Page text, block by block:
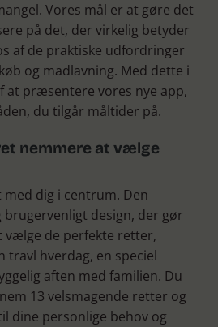
Vores mål er at gøre det
på det, der virkelig betyder
af de praktiske udfordringer
og madlavning. Med dette i
at præsentere vores nye app,
du tilgår måltider på.
nemmere at vælge
dig i centrum. Den
design, der gør
de perfekte retter,
travl hverdag, en speciel
aften med familien. Du
13 velsmagende retter og
dine personlige behov og